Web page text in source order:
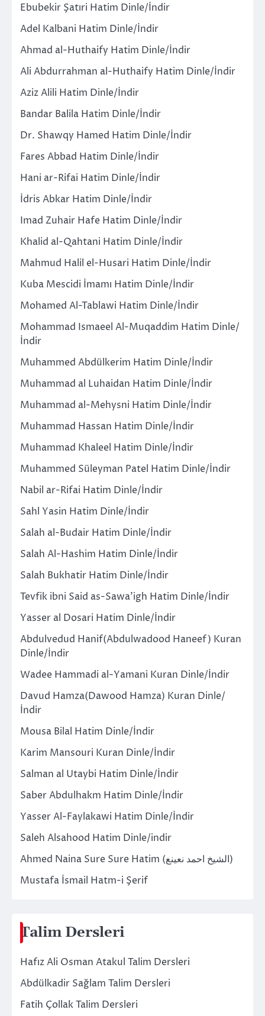
Ebubekir Şatıri Hatim Dinle/İndir
Adel Kalbani Hatim Dinle/İndir
Ahmad al-Huthaify Hatim Dinle/İndir
Ali Abdurrahman al-Huthaify Hatim Dinle/İndir
Aziz Alili Hatim Dinle/İndir
Bandar Balila Hatim Dinle/İndir
Dr. Shawqy Hamed Hatim Dinle/İndir
Fares Abbad Hatim Dinle/İndir
Hani ar-Rifai Hatim Dinle/İndir
İdris Abkar Hatim Dinle/İndir
Imad Zuhair Hafe Hatim Dinle/İndir
Khalid al-Qahtani Hatim Dinle/İndir
Mahmud Halil el-Husari Hatim Dinle/İndir
Kuba Mescidi İmamı Hatim Dinle/İndir
Mohamed Al-Tablawi Hatim Dinle/İndir
Mohammad Ismaeel Al-Muqaddim Hatim Dinle/
İndir
Muhammed Abdülkerim Hatim Dinle/İndir
Muhammad al Luhaidan Hatim Dinle/İndir
Muhammad al-Mehysni Hatim Dinle/İndir
Muhammad Hassan Hatim Dinle/İndir
Muhammad Khaleel Hatim Dinle/İndir
Muhammed Süleyman Patel Hatim Dinle/İndir
Nabil ar-Rifai Hatim Dinle/İndir
Sahl Yasin Hatim Dinle/İndir
Salah al-Budair Hatim Dinle/İndir
Salah Al-Hashim Hatim Dinle/İndir
Salah Bukhatir Hatim Dinle/İndir
Tevfik ibni Said as-Sawa’igh Hatim Dinle/İndir
Yasser al Dosari Hatim Dinle/İndir
Abdulvedud Hanif(Abdulwadood Haneef) Kuran
Dinle/İndir
Wadee Hammadi al-Yamani Kuran Dinle/İndir
Davud Hamza(Dawood Hamza) Kuran Dinle/
İndir
Mousa Bilal Hatim Dinle/İndir
Karim Mansouri Kuran Dinle/İndir
Salman al Utaybi Hatim Dinle/İndir
Saber Abdulhakm Hatim Dinle/İndir
Yasser Al-Faylakawi Hatim Dinle/İndir
Saleh Alsahood Hatim Dinle/indir
Ahmed Naina Sure Sure Hatim (الشيخ احمد نعينع)
Mustafa İsmail Hatm-i Şerif
Talim Dersleri
Hafız Ali Osman Atakul Talim Dersleri
Abdülkadir Sağlam Talim Dersleri
Fatih Çollak Talim Dersleri